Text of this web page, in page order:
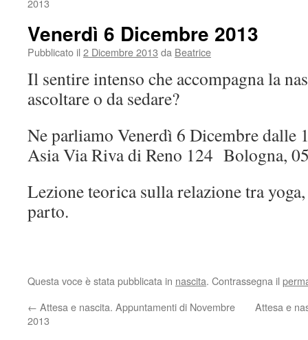
2013
Venerdì 6 Dicembre 2013
Pubblicato il 2 Dicembre 2013 da Beatrice
Il sentire intenso che accompagna la
ascoltare o da sedare?
Ne parliamo Venerdì 6 Dicembre dalle
Asia Via Riva di Reno 124 Bologna,
Lezione teorica sulla relazione tra
parto.
Questa voce è stata pubblicata in nascita. Contrassegna il
← Attesa e nascita. Appuntamenti di Novembre
2013
Attesa e